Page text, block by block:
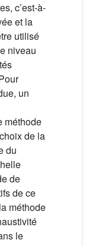
c’est-à-
et la
utilisé
niveau
un
méthode
de la
du
de
de ce
méthode
le